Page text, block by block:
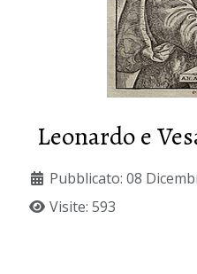
Leonardo e
Pubblicato: 08
Visite: 593